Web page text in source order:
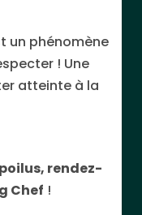
un phénomène
! Une
atteinte à la
rendez-
Chef !